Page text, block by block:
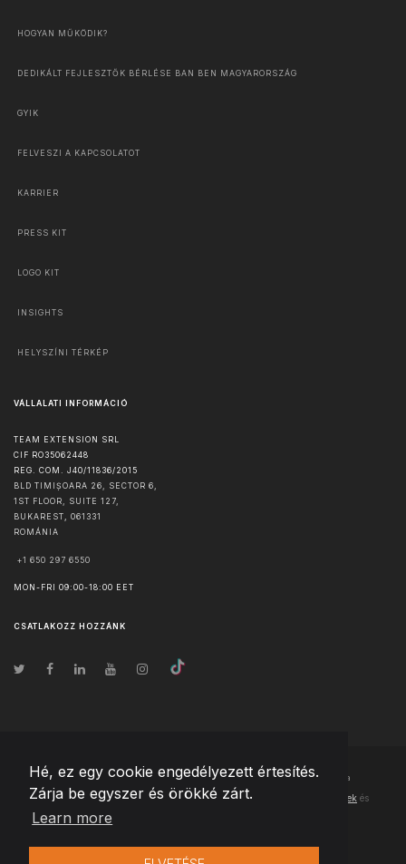
Hé, ez egy cookie engedélyezett értesítés.
Zárja be egyszer és örökké zárt.
Learn more
HOGYAN MŰKÖDIK?
DEDIKÁLT FEJLESZTŐK BÉRLÉSE BAN BEN MAGYARORSZÁG
GYIK
FELVESZI A KAPCSOLATOT
KARRIER
PRESS KIT
LOGO KIT
INSIGHTS
HELYSZÍNI TÉRKÉP
VÁLLALATI INFORMÁCIÓ
TEAM EXTENSION SRL
CIF RO35062448
REG. COM. J40/11836/2015
BLD TIMIȘOARA 26, SECTOR 6,
1ST FLOOR, SUITE 127,
BUKAREST
061331
ROMÁNIA
+1 650 297 6550
MON-FRI 09:00-18:00 EET
CSATLAKOZZ HOZZÁNK
© Szerzői jog2026 Team Extension Hungary- Minden jog fenntartva
Changelog ● Ezen webhely használatával elfogadja Használati feltételek és